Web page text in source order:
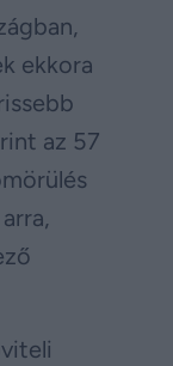
ekkora
az 57